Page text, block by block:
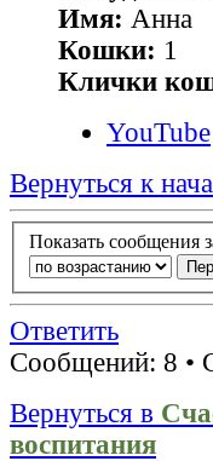
Имя: Анна
Кошки: 1
Клички
YouTube
Вернуться к
Показать сообщения
Ответить
Сообщений: 8 •
Вернуться в
воспитания